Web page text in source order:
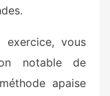
exercice, vous
notable de
apaise